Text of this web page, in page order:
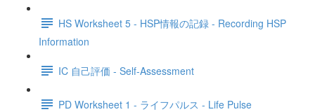
HS Worksheet 5 - HSP情報の記録 - Recording HSP
Information
IC 自己評価 - Self-Assessment
PD Worksheet 1 - ライフパルス - Life Pulse